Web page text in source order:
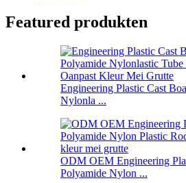
Featured produkten
Engineering Plastic Cast
Nylonla ...
ODM OEM Engineering
Polyamide Nylon ...